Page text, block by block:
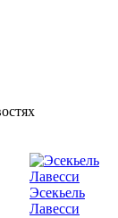
Эсекьель
Лавесси